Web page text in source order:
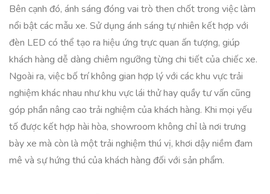
Bên cạnh đó, ánh sáng đóng vai trò then chốt trong việc làm
nổi bật các mẫu xe. Sử dụng ánh sáng tự nhiên kết hợp với
đèn LED có thể tạo ra hiệu ứng trực quan ấn tượng, giúp
khách hàng dễ dàng chiêm ngưỡng từng chi tiết của chiếc xe.
Ngoài ra, việc bố trí không gian hợp lý với các khu vực trải
nghiệm khác nhau như khu vực lái thử hay quầy tư vấn cũng
góp phần nâng cao trải nghiệm của khách hàng. Khi mọi yếu
tố được kết hợp hài hòa, showroom không chỉ là nơi trưng
bày xe mà còn là một trải nghiệm thú vị, khơi dậy niềm đam
mê và sự hứng thú của khách hàng đối với sản phẩm.